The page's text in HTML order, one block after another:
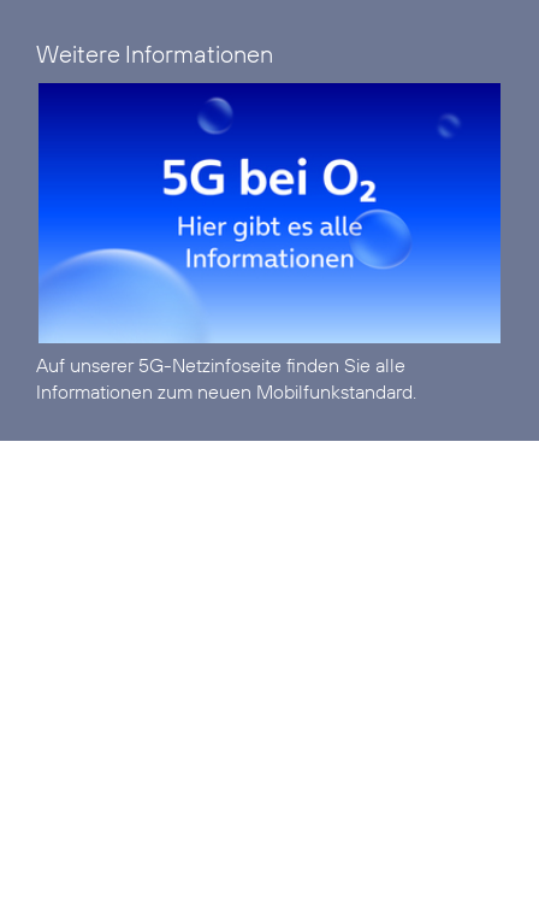
Weitere Informationen
Auf unserer 5G-Netzinfoseite finden Sie alle
Informationen zum neuen Mobilfunkstandard.